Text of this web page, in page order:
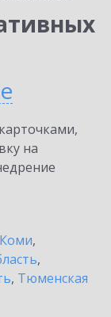
на
,
,
, Тюменская